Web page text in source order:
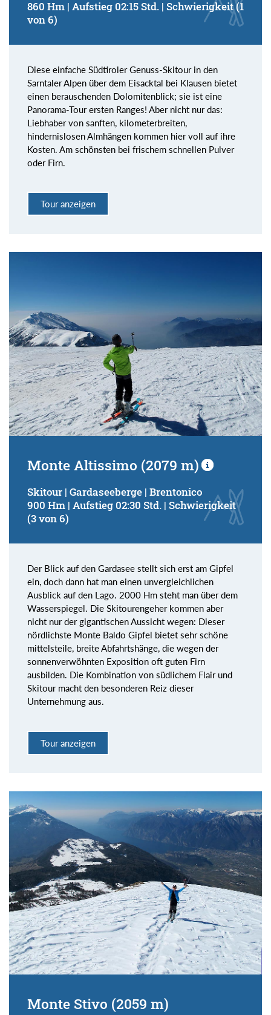
860 Hm | Aufstieg 02:15 Std. | Schwierigkeit (1
von 6)
Diese einfache Südtiroler Genuss-Skitour in den
Sarntaler Alpen über dem Eisacktal bei Klausen bietet
einen berauschenden Dolomitenblick; sie ist eine
Panorama-Tour ersten Ranges! Aber nicht nur das:
Liebhaber von sanften, kilometerbreiten,
hindernislosen Almhängen kommen hier voll auf ihre
Kosten. Am schönsten bei frischem schnellen Pulver
oder Firn.
Tour anzeigen
Monte Altissimo (2079 m)
Skitour | Gardaseeberge | Brentonico
900 Hm | Aufstieg 02:30 Std. | Schwierigkeit
(3 von 6)
Der Blick auf den Gardasee stellt sich erst am Gipfel
ein, doch dann hat man einen unvergleichlichen
Ausblick auf den Lago. 2000 Hm steht man über dem
Wasserspiegel. Die Skitourengeher kommen aber
nicht nur der gigantischen Aussicht wegen: Dieser
nördlichste Monte Baldo Gipfel bietet sehr schöne
mittelsteile, breite Abfahrtshänge, die wegen der
sonnenverwöhnten Exposition oft guten Firn
ausbilden. Die Kombination von südlichem Flair und
Skitour macht den besonderen Reiz dieser
Unternehmung aus.
Tour anzeigen
Monte Stivo (2059 m)